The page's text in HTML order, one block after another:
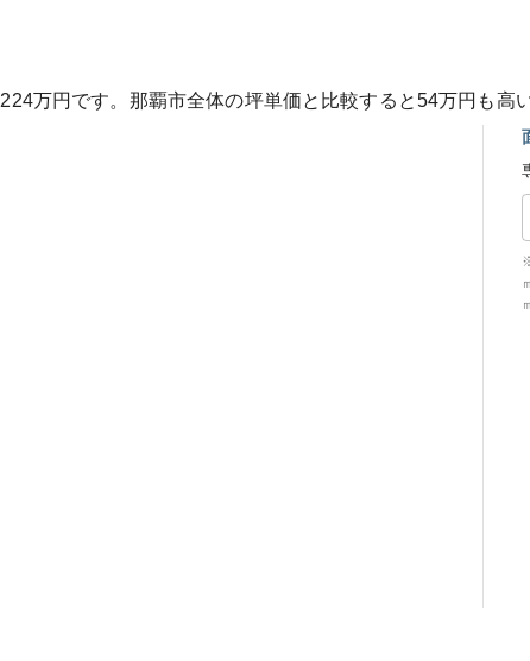
224万円です。 那覇市全体の坪単価と比較すると54万円も高